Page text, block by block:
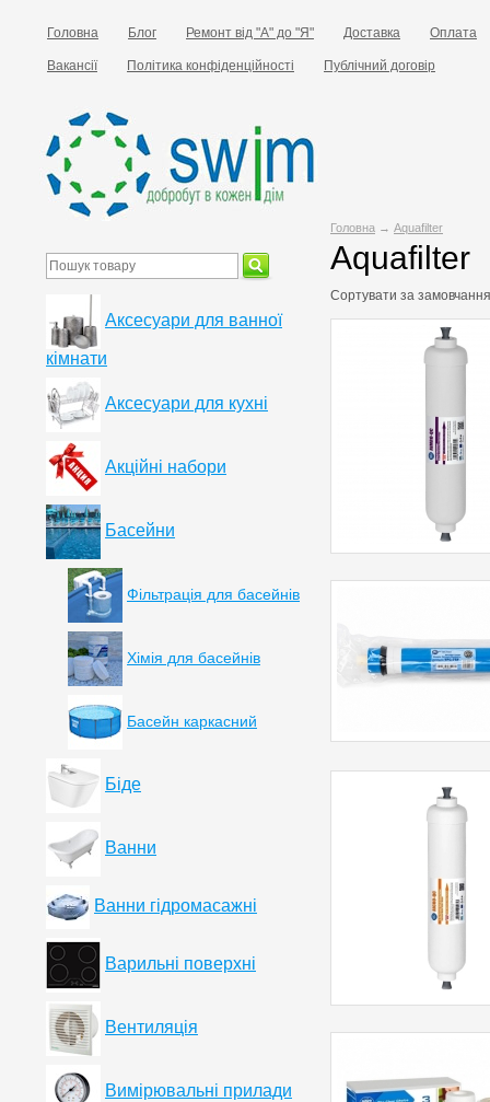
Головна Блог Ремонт від "А" до "Я" Доставка Оплата
Вакансії Політика конфіденційності Публічний договір
Головна → Aquafilter
Aquafilter
Сортувати за
Аксесуари для ванної
кімнати
Аксесуари для кухні
Акційні набори
Басейни
Фільтрація для басейнів
Хімія для басейнів
Басейн каркасний
Біде
Ванни
Ванни гідромасажні
Варильні поверхні
Вентиляція
Вимірювальні прилади